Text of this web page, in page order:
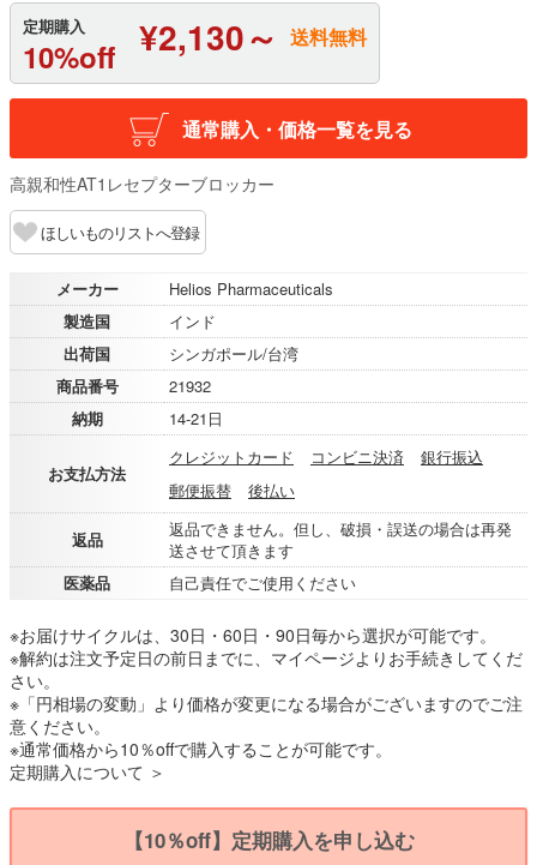
定期購入
10%off ¥2,130～ 送料無料
通常購入・価格一覧を見る
高親和性AT1レセプターブロッカー
ほしいものリストへ登録
メーカー
Helios Pharmaceuticals
製造国
インド
出荷国
シンガポール/台湾
商品番号
21932
納期
14-21日
お支払方法
クレジットカード コンビニ決済
銀行振込
郵便振替
後払い
返品
返品できません。但し、破損・誤送の場合は再発
送させて頂きます
医薬品
自己責任でご使用ください
※お届けサイクルは、30日・60日・90日毎から選択が可能です。
※解約は注文予定日の前日までに、マイページよりお手続きしてくだ
さい。
※「円相場の変動」より価格が変更になる場合がございますのでご注
意ください。
※通常価格から10％offで購入することが可能です。
定期購入について ＞
【10％off】定期購入を申し込む